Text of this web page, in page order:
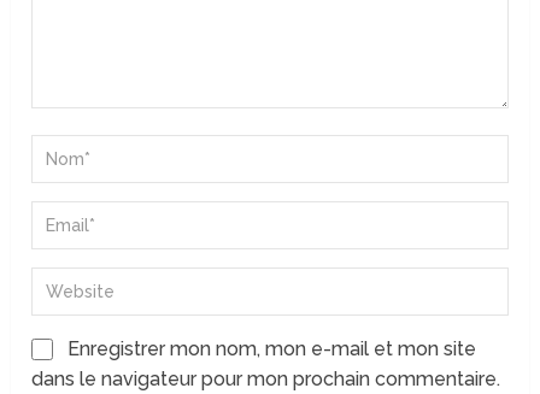
Enregistrer mon nom, mon e-mail et mon site
dans le navigateur pour mon prochain commentaire.